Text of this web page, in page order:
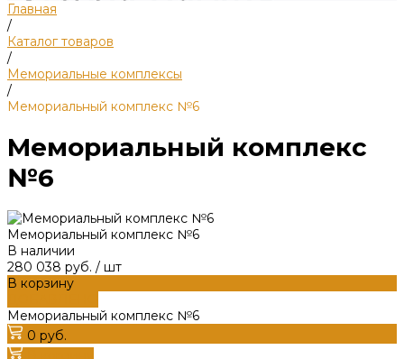
Главная
/
Каталог товаров
/
Мемориальные комплексы
/
Мемориальный комплекс №6
Мемориальный комплекс
№6
Мемориальный комплекс №6
В наличии
280 038 руб. / шт
В корзину
Мемориальный комплекс №6
0 руб.